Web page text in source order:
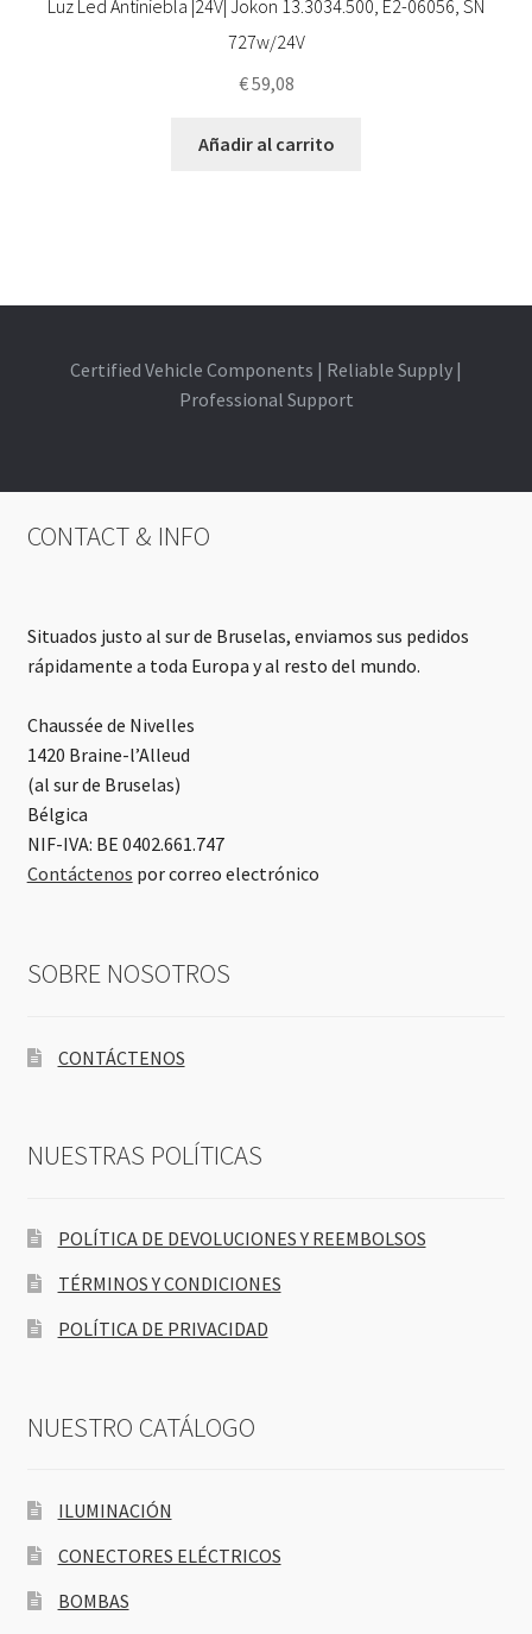
Luz Led Antiniebla |24V| Jokon 13.3034.500, E2-06056, SN
727w/24V
€59,08
Añadir al carrito
Certified Vehicle Components | Reliable Supply |
Professional Support
CONTACT & INFO
Situados justo al sur de Bruselas, enviamos sus pedidos
rápidamente a toda Europa y al resto del mundo.
Chaussée de Nivelles
1420 Braine-l’Alleud
(al sur de Bruselas)
Bélgica
NIF-IVA: BE 0402.661.747
Contáctenos por correo electrónico
SOBRE NOSOTROS
CONTÁCTENOS
NUESTRAS POLÍTICAS
POLÍTICA DE DEVOLUCIONES Y REEMBOLSOS
TÉRMINOS Y CONDICIONES
POLÍTICA DE PRIVACIDAD
NUESTRO CATÁLOGO
ILUMINACIÓN
CONECTORES ELÉCTRICOS
BOMBAS